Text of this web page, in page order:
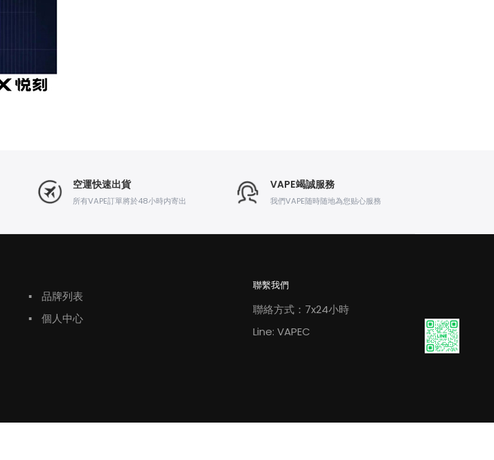
空運快速出貨
所有VAPE訂單將於48小時内寄出
VAPE竭誠服務
我們VAPE随時随地為您贴心服務
▪
品牌列表
▪
個人中心
聯繫我們
聯絡方式：7x24小時
Line: VAPEC